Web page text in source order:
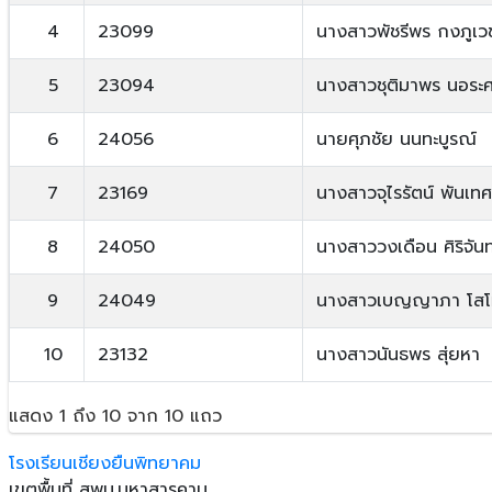
4 23099 นางสาวพัชรีพร กงภูเว
5 23094 นางสาวชุติมาพร นอระ
6 24056 นายศุภชัย นนทะบูรณ์
7 23169 นางสาวจุไรรัตน์ พันเทศ
8 24050 นางสาววงเดือน ศิริจัน
9 24049 นางสาวเบญญาภา โส
10 23132 นางสาวนันธพร สุ่ยหา
แสดง 1 ถึง 10 จาก 10 แถว
โรงเรียนเชียงยืนพิทยาคม